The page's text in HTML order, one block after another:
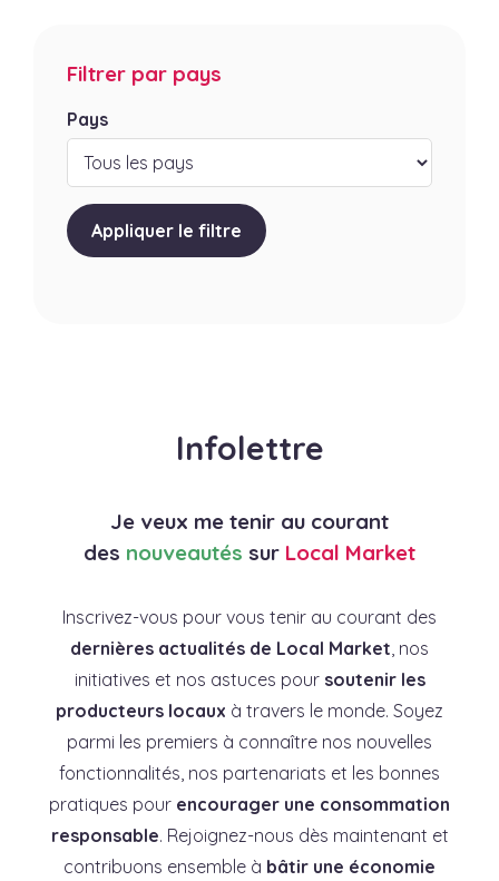
Filtrer par pays
Pays
Appliquer le filtre
Infolettre
Je veux me tenir au courant
des nouveautés sur Local Market
Inscrivez-vous pour vous tenir au courant des
dernières actualités de Local Market, nos
initiatives et nos astuces pour soutenir les
producteurs locaux à travers le monde. Soyez
parmi les premiers à connaître nos nouvelles
fonctionnalités, nos partenariats et les bonnes
pratiques pour encourager une consommation
responsable. Rejoignez-nous dès maintenant et
contribuons ensemble à bâtir une économie